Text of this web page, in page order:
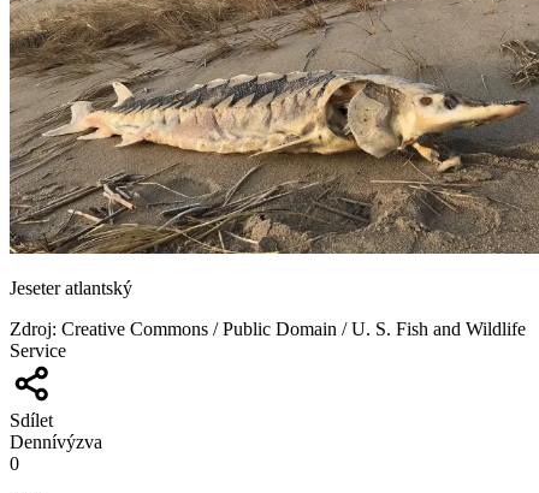
Jeseter atlantský
Zdroj: Creative Commons / Public Domain / U. S. Fish and Wildlife
Service
Sdílet
Dennívýzva
0